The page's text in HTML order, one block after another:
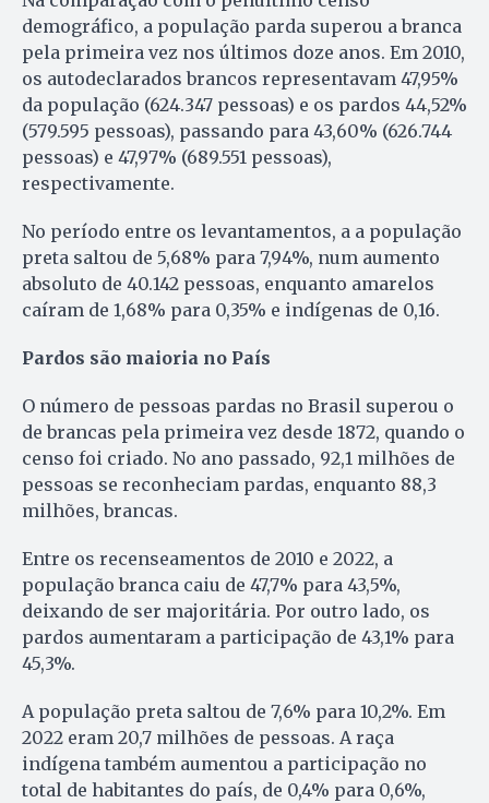
demográfico, a população parda superou a branca
pela primeira vez nos últimos doze anos. Em 2010,
os autodeclarados brancos representavam 47,95%
da população (624.347 pessoas) e os pardos 44,52%
(579.595 pessoas), passando para 43,60% (626.744
pessoas) e 47,97% (689.551 pessoas),
respectivamente.
No período entre os levantamentos, a a população
preta saltou de 5,68% para 7,94%, num aumento
absoluto de 40.142 pessoas, enquanto amarelos
caíram de 1,68% para 0,35% e indígenas de 0,16.
Pardos são maioria no País
O número de pessoas pardas no Brasil superou o
de brancas pela primeira vez desde 1872, quando o
censo foi criado. No ano passado, 92,1 milhões de
pessoas se reconheciam pardas, enquanto 88,3
milhões, brancas.
Entre os recenseamentos de 2010 e 2022, a
população branca caiu de 47,7% para 43,5%,
deixando de ser majoritária. Por outro lado, os
pardos aumentaram a participação de 43,1% para
45,3%.
A população preta saltou de 7,6% para 10,2%. Em
2022 eram 20,7 milhões de pessoas. A raça
indígena também aumentou a participação no
total de habitantes do país, de 0,4% para 0,6%,